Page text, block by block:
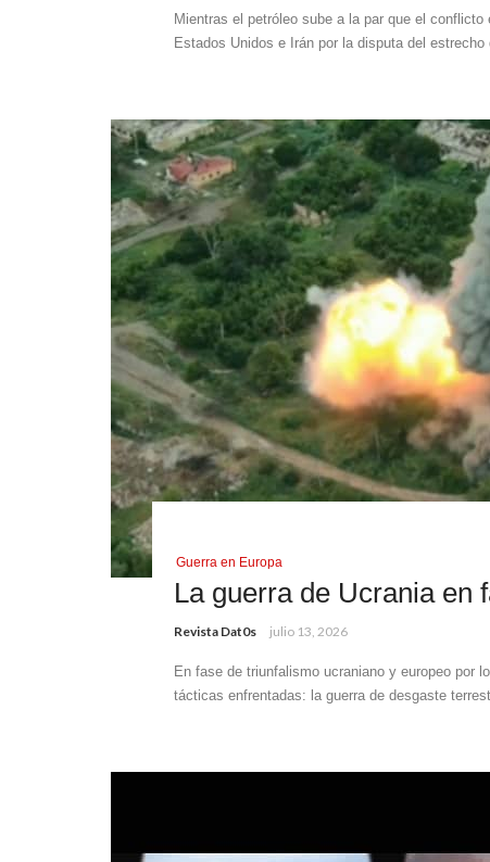
Mientras el petróleo sube a la par que el
Estados Unidos e Irán por la disputa del estrecho
Guerra en Europa
La guerra de Ucrania en
Revista Dat0s julio 13, 2026
En fase de triunfalismo ucraniano y europeo por
tácticas enfrentadas: la guerra de desgaste